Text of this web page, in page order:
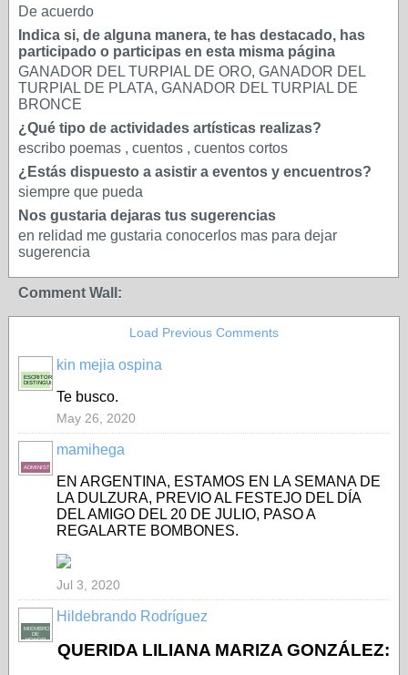
De acuerdo
Indica si, de alguna manera, te has destacado, has
participado o participas en esta misma página
GANADOR DEL TURPIAL DE ORO, GANADOR DEL
TURPIAL DE PLATA, GANADOR DEL TURPIAL DE
BRONCE
¿Qué tipo de actividades artísticas realizas?
escribo poemas , cuentos , cuentos cortos
¿Estás dispuesto a asistir a eventos y encuentros?
siempre que pueda
Nos gustaria dejaras tus sugerencias
en relidad me gustaria conocerlos mas para dejar
sugerencia
Comment Wall:
Load Previous Comments
ESCRITOR
DISTINGUIDO
kin mejia ospina
Te busco.
May 26, 2020
ADMINISTRADORA
mamihega
EN ARGENTINA, ESTAMOS EN LA SEMANA DE
LA DULZURA, PREVIO AL FESTEJO DEL DÍA
DEL AMIGO DEL 20 DE JULIO, PASO A
REGALARTE BOMBONES.
Jul 3, 2020
MIEMBRO
DE
HONOR
Hildebrando Rodríguez
QUERIDA LILIANA MARIZA GONZÁLEZ: